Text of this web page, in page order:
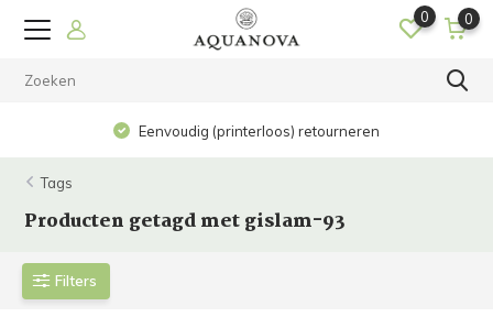
0 0
Eenvoudig (printerloos) retourneren
Tags
Producten getagd met gislam-93
Filters